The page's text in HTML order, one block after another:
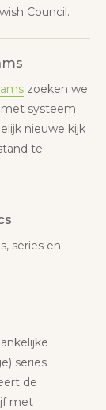
Council.
zoeken we
systeem
nieuwe kijk
te
series en
series
de
met